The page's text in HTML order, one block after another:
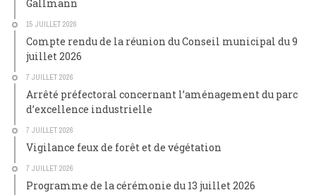
Gallmann
15 JUILLET 2026
Compte rendu de la réunion du Conseil municipal du 9
juillet 2026
7 JUILLET 2026
Arrêté préfectoral concernant l’aménagement du parc
d’excellence industrielle
7 JUILLET 2026
Vigilance feux de forêt et de végétation
7 JUILLET 2026
Programme de la cérémonie du 13 juillet 2026